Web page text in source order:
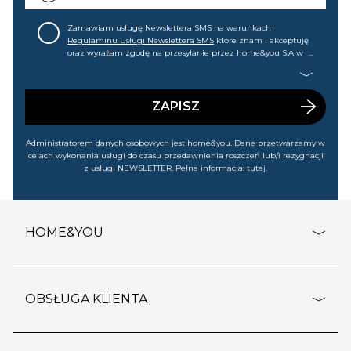
Zamawiam usługę Newslettera SMS na warunkach
Regulaminu Usługi Newslettera SMS które znam i akceptuję
oraz wyrażam zgodę na przesyłanie przez home&you S.A w
wyprzedażach). Wiem, że mogę tę zgodę w każdej chwili
ZAPISZ
Administratorem danych osobowych jest home&you. Dane przetwarzamy w
celach wykonania usługi do czasu przedawnienia roszczeń lub/i rezygnacji
z usługi NEWSLETTER. Pełna informacja: tutaj.
HOME&YOU
o firmie
OBSŁUGA KLIENTA